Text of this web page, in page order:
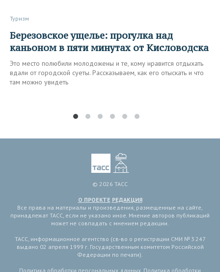
Туризм
Березовское ущелье: прогулка над
каньоном в пяти минутах от Кисловодска
Это место полюбили молодожены и те, кому нравится отдыхать
вдали от городской суеты. Рассказываем, как его отыскать и что
там можно увидеть
© 2026 ТАСС
О ПРОЕКТЕ РЕДАКЦИЯ
Все права на материалы и произведения, размещенные на сайте,
принадлежат ТАСС, если не указано иное. Мнение авторов публикаций
может не совпадать с мнением редакции.
ТАСС, информационное агентство (св-во о регистрации СМИ № 3 247
выдано 02 апреля 1999 г. Государственным комитетом Российской
Федерации по печати).
Политика обработки персональных данных Политика обработки